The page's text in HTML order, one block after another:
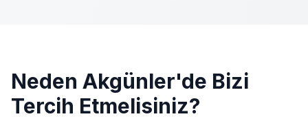
Neden Akgünler'de Bizi
Tercih Etmelisiniz?